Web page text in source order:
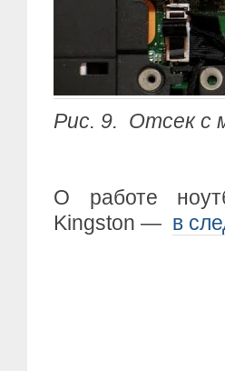
Рис. 9. Отсек с
О работе
Kingston — в